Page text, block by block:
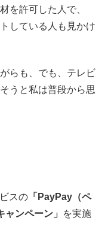
を許可した人で、
している人も見かけ
らも、でも、テレビ
うと私は普段から思
スの 「PayPay（ペ
ャンペーン」
を実施